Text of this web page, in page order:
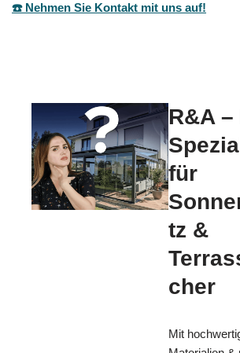
☎️ Nehmen Sie Kontakt mit uns auf!
R&A
für
tz &
cher
Mit